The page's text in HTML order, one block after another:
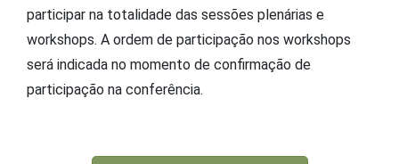
participar na totalidade das sessões plenárias e
workshops. A ordem de participação nos workshops
será indicada no momento de confirmação de
participação na conferência.